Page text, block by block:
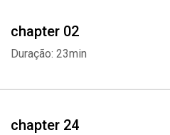
chapter 02
Duração: 23min
chapter 24